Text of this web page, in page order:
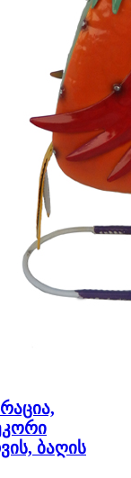
ბაღის